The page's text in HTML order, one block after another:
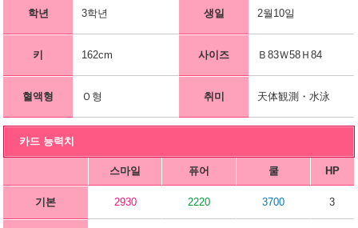
학년 3학년 생일 2월10일
키 162cm 사이즈 Ｂ83Ｗ58Ｈ84
혈액형 Ｏ형 취미 天体観測・水泳
카드 능력치
스마일 퓨어 쿨 HP
기본 2930 2220 3700 3